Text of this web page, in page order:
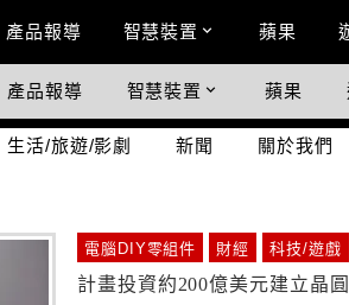
Main Menu
產品報導 智慧裝置 蘋果
國際科技情報
產品報導 智慧裝置 蘋果
生活/旅遊/影劇 新聞 關於我們
電腦DIY零組件 財經 科技/遊戲
計畫投資約200億美元建立晶